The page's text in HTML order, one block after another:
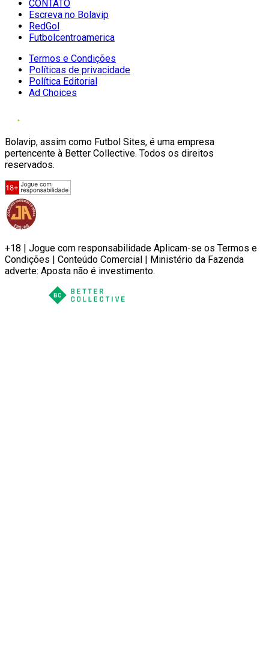
CONTATO
Escreva no Bolavip
RedGol
Futbolcentroamerica
Termos e Condições
Políticas de privacidade
Política Editorial
Ad Choices
Bolavip, assim como Futbol Sites, é uma empresa
pertencente à Better Collective. Todos os direitos
reservados.
+18 | Jogue com responsabilidade Aplicam-se os Termos e
Condições | Conteúdo Comercial | Ministério da Fazenda
adverte: Aposta não é investimento.